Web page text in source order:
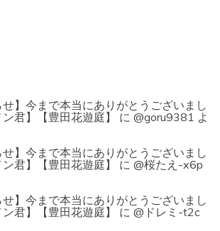
せ】今まで本当にありがとうございまし
】【豊田花遊庭】
に @goru9381 よ
せ】今まで本当にありがとうございまし
】【豊田花遊庭】
に @桜たえ-x6p
せ】今まで本当にありがとうございまし
】【豊田花遊庭】
に @ドレミ-t2c